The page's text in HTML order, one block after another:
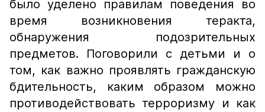
было уделено правилам поведения во
время возникновения теракта,
обнаружения подозрительных
предметов. Поговорили с детьми и о
том, как важно проявлять гражданскую
бдительность, каким образом можно
противодействовать терроризму и как